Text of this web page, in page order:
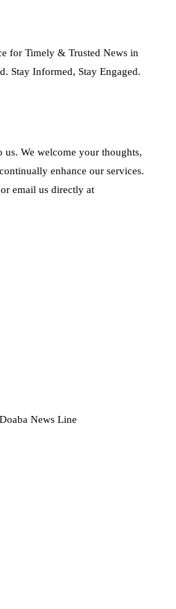
for Timely & Trusted News in
Stay Informed, Stay Engaged.
We welcome your thoughts,
enhance our services.
email us directly at
News Line